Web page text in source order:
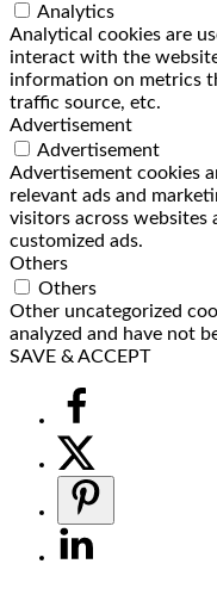
Analytics
Analytical cookies are
interact with the
information on metrics
traffic source, etc.
Advertisement
Advertisement
Advertisement cookies
relevant ads and
visitors across
customized ads.
Others
Others
Other uncategorized
analyzed and have not
SAVE & ACCEPT